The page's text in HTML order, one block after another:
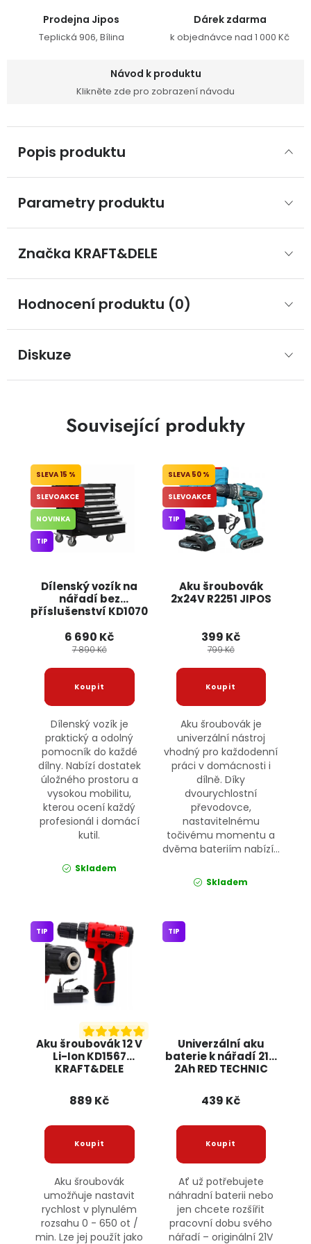
Prodejna Jipos
Teplická 906, Bílina
Dárek zdarma
k objednávce nad 1 000 Kč
Návod k produktu
Klikněte zde pro zobrazení návodu
Popis produktu
Parametry produktu
Značka KRAFT&DELE
Hodnocení produktu (0)
Diskuze
Související produkty
Dílenský vozík na
nářadí bez
příslušenství KD1070
15 %
SLEVOAKCE
NOVINKA
TIP
6 690 Kč
7 890 Kč
Dílenský vozík je
praktický a odolný
pomocník do každé
dílny. Nabízí dostatek
úložného prostoru a
vysokou mobilitu,
kterou ocení každý
profesionál i domácí
kutil.
Skladem
Aku šroubovák
2x24V R2251 JIPOS
50 %
SLEVOAKCE
TIP
399 Kč
799 Kč
Aku šroubovák je
univerzální nástroj
vhodný pro každodenní
práci v domácnosti i
dílně. Díky
dvourychlostní
převodovce,
nastavitelnému
točivému momentu a
dvěma bateriím nabízí...
Skladem
Aku šroubovák 12 V
Li-Ion KD1567
KRAFT&DELE
TIP
889 Kč
Aku šroubovák
umožňuje nastavit
rychlost v plynulém
rozsahu 0 - 650 ot /
min. Lze jej použít jako
Univerzální aku
baterie k nářadí 21V
2Ah RED TECHNIC
TIP
439 Kč
Ať už potřebujete
náhradní baterii nebo
jen chcete rozšířit
pracovní dobu svého
nářadí – originální 21V